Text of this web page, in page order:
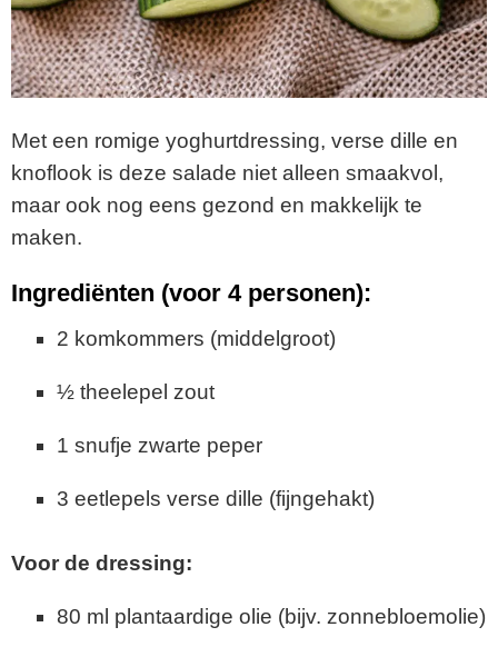
Met een romige yoghurtdressing, verse dille en
knoflook is deze salade niet alleen smaakvol,
maar ook nog eens gezond en makkelijk te
maken.
Ingrediënten (voor 4 personen):
2 komkommers (middelgroot)
½ theelepel zout
1 snufje zwarte peper
3 eetlepels verse dille (fijngehakt)
Voor de dressing:
80 ml plantaardige olie (bijv. zonnebloemolie)